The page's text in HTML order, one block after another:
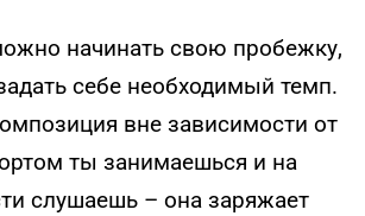
начинать свою пробежку,
себе необходимый темп.
вне зависимости от
ты занимаешься и на
слушаешь – она заряжает